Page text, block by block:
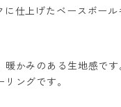
仕上げたベースボー
かみのある生地感で
ングです。